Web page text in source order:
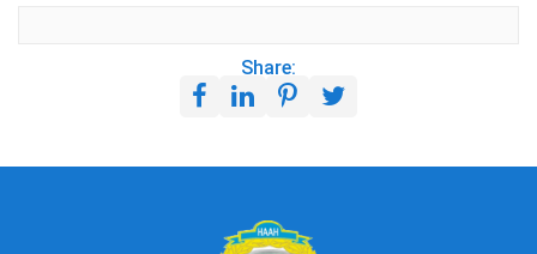
Share: